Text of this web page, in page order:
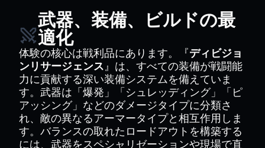
武器、装備、ビルドの最
適化
体験の核心は戦利品にあります。『ディビジョ
ンリサージェンス』は、すべての装備が戦闘能
力に貢献する深い装備システムを備えていま
す。武器は「爆発」「シュレッディング」「ピ
アッシング」などのダメージタイプに分類さ
れ、敵の異なるアーマータイプと相互作用しま
す。バランスの取れたロードアウトを構築する
には、武器をスペシャリゼーションや現場で直